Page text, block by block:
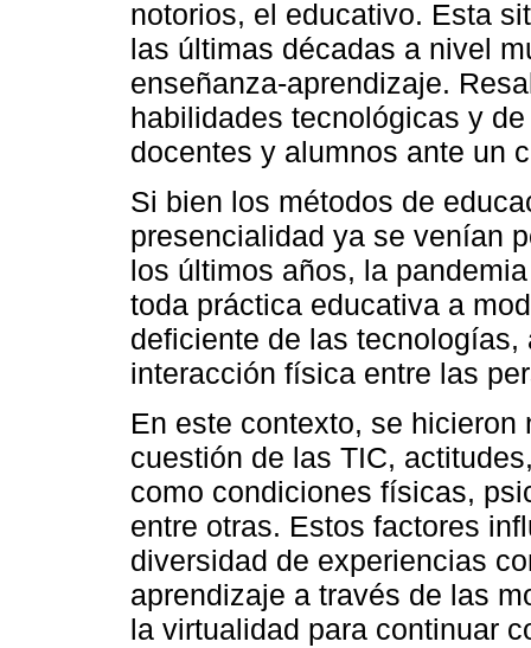
notorios, el educativo. Esta
las últimas décadas a nivel
enseñanza-aprendizaje.
habilidades tecnológicas y
docentes y alumnos ante un
Si bien los métodos de
presencialidad ya se venían
los últimos años, la
toda práctica educativa a
deficiente de las
interacción física entre las
En este contexto, se
cuestión de las TIC,
como condiciones físicas,
entre otras. Estos factores
diversidad de experiencias
aprendizaje a través de las
la virtualidad para continuar